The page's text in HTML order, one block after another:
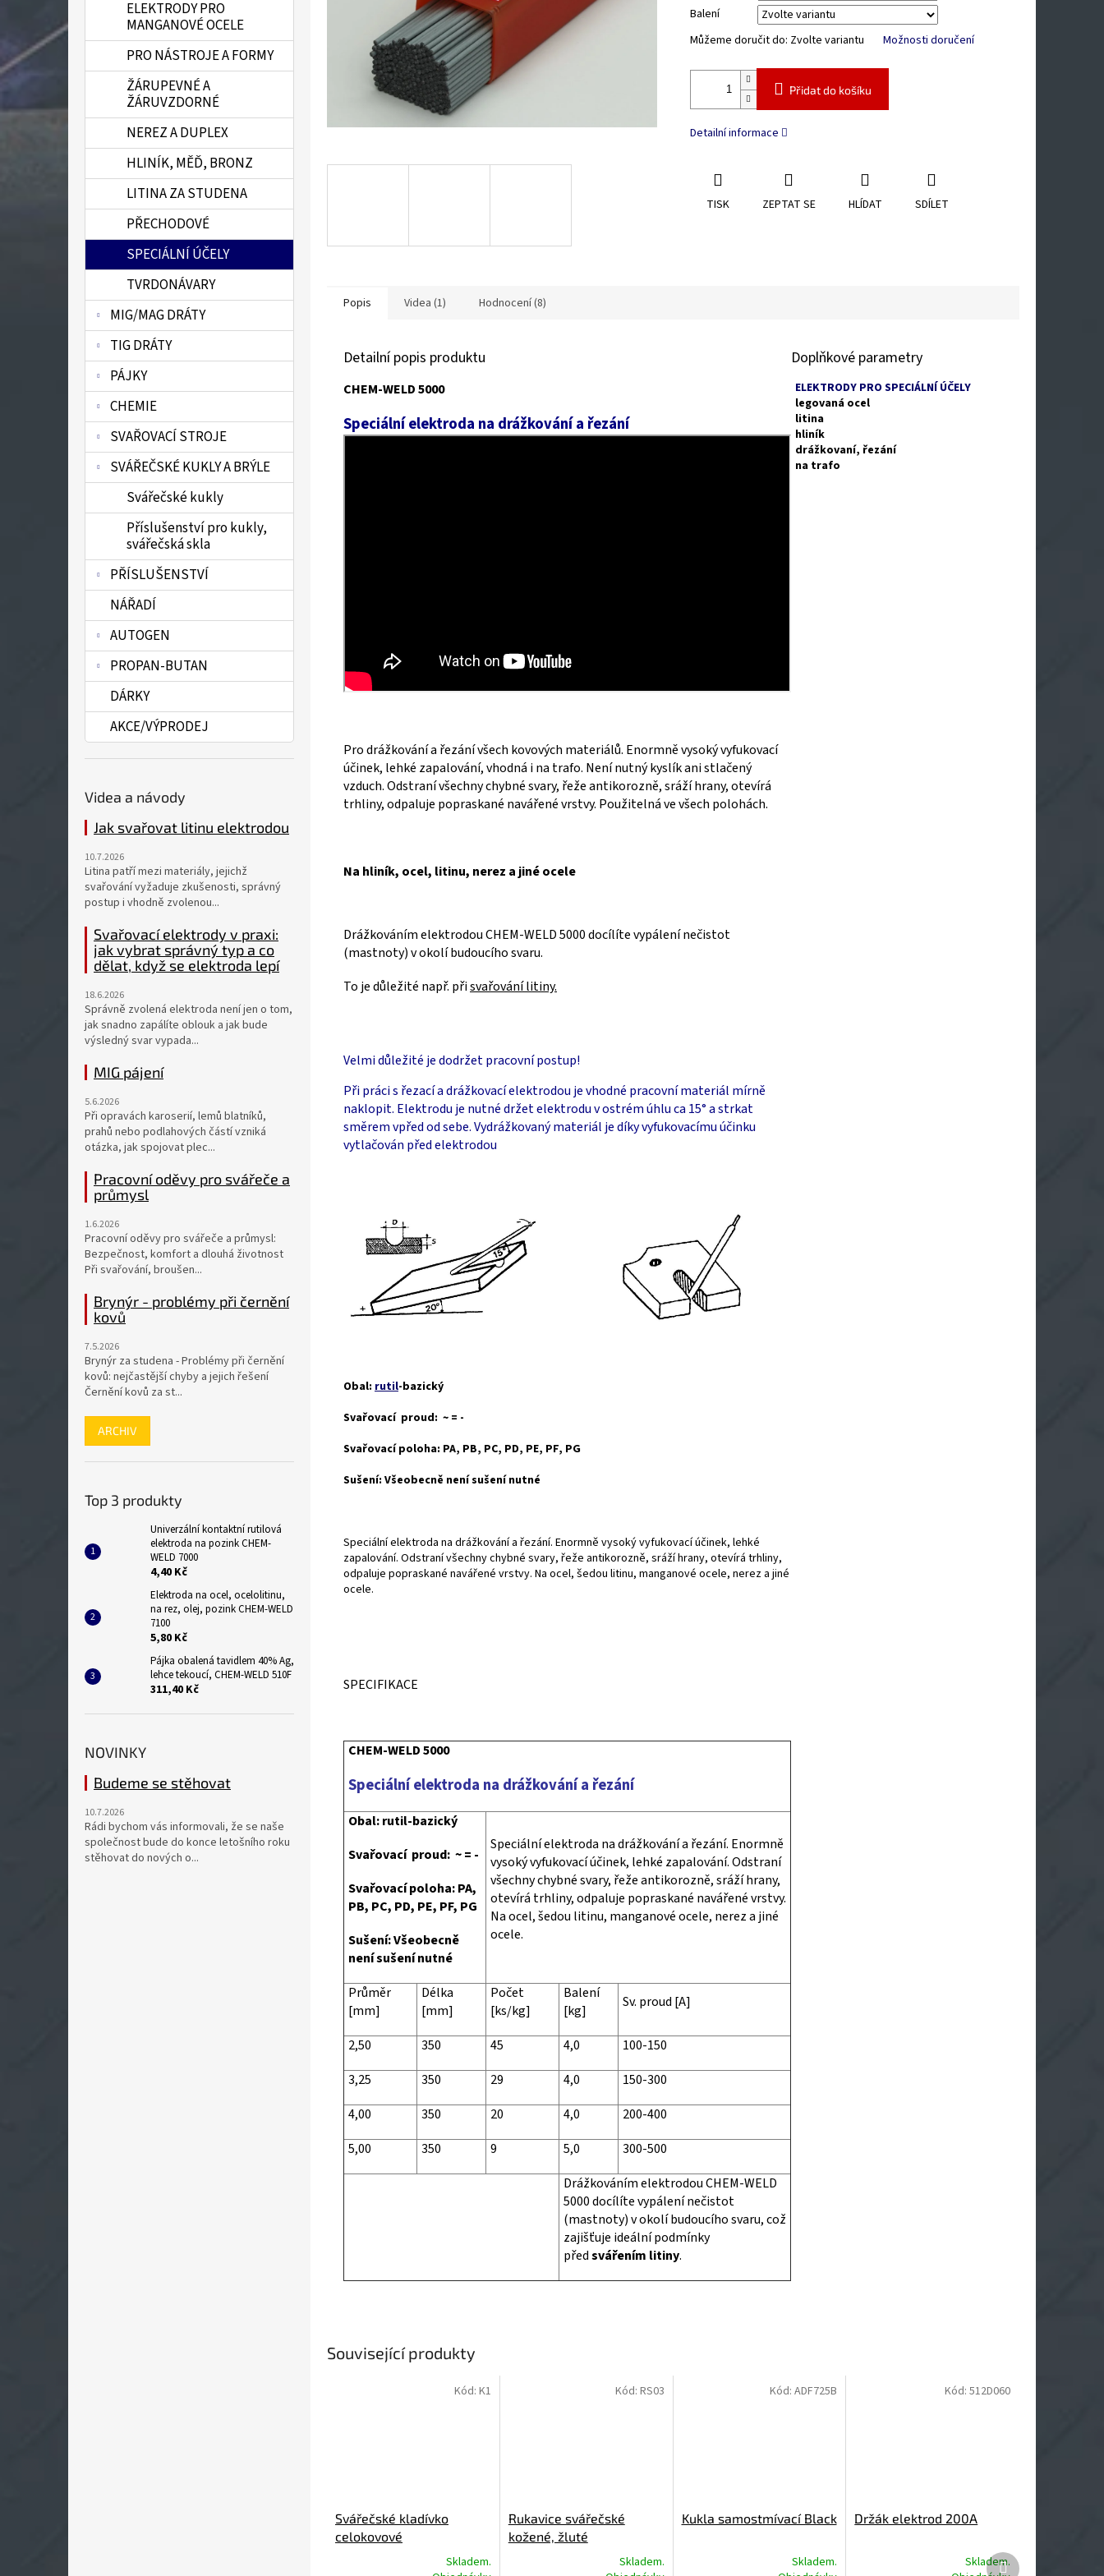
e
ELEKTRODY PRO
MANGANOVÉ OCELE
PRO NÁSTROJE A FORMY
ŽÁRUPEVNÉ A
ŽÁRUVZDORNÉ
NEREZ A DUPLEX
HLINÍK, MĚĎ, BRONZ
LITINA ZA STUDENA
PŘECHODOVÉ
SPECIÁLNÍ ÚČELY
TVRDONÁVARY
MIG/MAG DRÁTY
TIG DRÁTY
PÁJKY
CHEMIE
SVAŘOVACÍ STROJE
SVÁŘEČSKÉ KUKLY A BRÝLE
Svářečské kukly
Příslušenství pro kukly,
svářečská skla
PŘÍSLUŠENSTVÍ
NÁŘADÍ
AUTOGEN
PROPAN-BUTAN
DÁRKY
AKCE/VÝPRODEJ
Videa a návody
Jak svařovat litinu elektrodou
10.7.2026
Litina patří mezi materiály, jejichž
svařování vyžaduje zkušenosti, správný
postup i vhodně zvolenou...
Svařovací elektrody v praxi:
jak vybrat správný typ a co
dělat, když se elektroda lepí
18.6.2026
Správně zvolená elektroda není jen o tom,
jak snadno zapálíte oblouk a jak bude
výsledný svar vypada...
MIG pájení
5.6.2026
Při opravách karoserií, lemů blatníků,
prahů nebo podlahových částí vzniká
otázka, jak spojovat plec...
Pracovní oděvy pro svářeče a
průmysl
1.6.2026
Pracovní oděvy pro svářeče a průmysl:
Bezpečnost, komfort a dlouhá životnost
Při svařování, broušen...
Brynýr - problémy při černění
kovů
7.5.2026
Brynýr za studena - Problémy při černění
kovů: nejčastější chyby a jejich řešení
Černění kovů za st...
ARCHIV
Top 3 produkty
Univerzální kontaktní rutilová
elektroda na pozink CHEM-
WELD 7000
4,40 Kč
Elektroda na ocel, ocelolitinu,
na rez, olej, pozink CHEM-WELD
7100
5,80 Kč
Pájka obalená tavidlem 40% Ag,
lehce tekoucí, CHEM-WELD 510F
311,40 Kč
NOVINKY
Budeme se stěhovat
10.7.2026
Rádi bychom vás informovali, že se naše
společnost bude do konce letošního roku
stěhovat do nových o...
Balení
Můžeme doručit do: Zvolte variantu Možnosti doručení
Přidat do košíku
Detailní informace
TISK ZEPTAT SE HLÍDAT SDÍLET
Popis Videa (1) Hodnocení (8)
Detailní popis produktu
CHEM-WELD 5000
Speciální elektroda na drážkování a řezání
Pro drážkování a řezání všech kovových materiálů. Enormně vysoký vyfukovací
účinek, lehké zapalování, vhodná i na trafo. Není nutný kyslík ani stlačený
vzduch. Odstraní všechny chybné svary, řeže antikorozně, sráží hrany, otevírá
trhliny, odpaluje popraskané navářené vrstvy. Použitelná ve všech polohách.
Na hliník, ocel, litinu, nerez a jiné ocele
Drážkováním elektrodou CHEM-WELD 5000 docílíte vypálení nečistot
(mastnoty) v okolí budoucího svaru.
To je důležité např. přisvařování litiny.
Velmi důležité je dodržet pracovní postup!
Při práci s řezací a drážkovací elektrodou je vhodné pracovní materiál mírně
naklopit. Elektrodu je nutné držet elektrodu v ostrém úhlu ca 15° a strkat
směrem vpřed od sebe. Vydrážkovaný materiál je díky vyfukovacímu účinku
vytlačován před elektrodou
Obal: rutil-bazický
Svařovací proud: ~ = -
Svařovací poloha: PA, PB, PC, PD, PE, PF, PG
Sušení: Všeobecně není sušení nutné
Speciální elektroda na drážkování a řezání. Enormně vysoký vyfukovací účinek, lehké
zapalování. Odstraní všechny chybné svary, řeže antikorozně, sráží hrany, otevírá trhliny,
odpaluje popraskané navářené vrstvy. Na ocel, šedou litinu, manganové ocele, nerez a jiné
ocele.
SPECIFIKACE
CHEM-WELD 5000
Speciální elektroda na drážkování a řezání
Obal: rutil-bazický
Svařovací proud: ~ = -
Svařovací poloha: PA,
PB, PC, PD, PE, PF, PG
Sušení: Všeobecně
není sušení nutné
Speciální elektroda na drážkování a řezání. Enormně
vysoký vyfukovací účinek, lehké zapalování. Odstraní
všechny chybné svary, řeže antikorozně, sráží hrany,
otevírá trhliny, odpaluje popraskané navářené vrstvy.
Na ocel, šedou litinu, manganové ocele, nerez a jiné
ocele.
Průměr
[mm]
Délka
[mm]
Počet
[ks/kg]
Balení
[kg]
Sv. proud [A]
2,50 350 45 4,0
100-150
3,25
350 29 4,0
150-300
4,00
350 20 4,0
200-400
5,00
350 9 5,0
300-500
Drážkováním elektrodou CHEM-WELD
5000 docílíte vypálení nečistot
(mastnoty) v okolí budoucího svaru, což
zajišťuje ideální podmínky
předsvářením litiny.
Doplňkové parametry
ELEKTRODY PRO SPECIÁLNÍ ÚČELY
legovaná ocel
litina
hliník
drážkovaní, řezání
na trafo
Související produkty
Svářečské kladívko
celokovové
Skladem.
Kód: K1
Rukavice svářečské
kožené, žluté
Skladem.
Kód: RS03
Kukla samostmívací Black
Skladem.
Kód:ADF725B
Držák elektrod 200A
Skladem.
Kód: 512D060
Další